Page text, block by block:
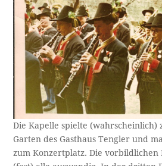
Die Kapelle spielte (wahrscheinlich)
Garten des Gasthaus Tengler und
zum Konzertplatz. Die vorbildlichen